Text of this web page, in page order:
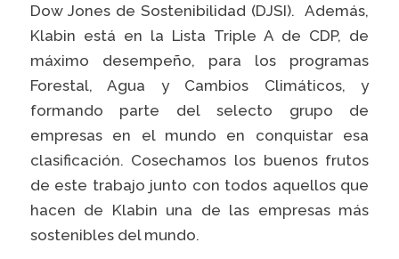
Painel ASG
Caiubi
Prosas
Dow Jones de Sostenibilidad (DJSI). Además,
Klabin está en la Lista Triple A de CDP, de
máximo desempeño, para los programas
Forestal, Agua y Cambios Climáticos, y
formando parte del selecto grupo de
empresas en el mundo en conquistar esa
clasificación. Cosechamos los buenos frutos
de este trabajo junto con todos aquellos que
hacen de Klabin una de las empresas más
sostenibles del mundo.